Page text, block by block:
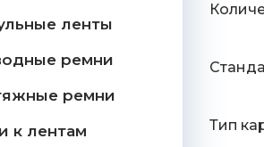
ленты
ремни
ремни
к лентам
Тип